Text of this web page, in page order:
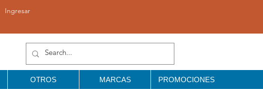
Ingresar
OTROS MARCAS PROMOCIONES